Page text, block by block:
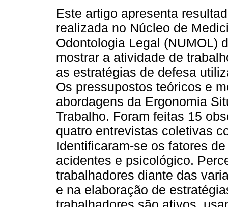
Este artigo apresenta
realizada no Núcleo de
Odontologia Legal (NUMOL)
mostrar a atividade de
as estratégias de defesa
Os pressupostos teóricos e
abordagens da Ergonomia
Trabalho. Foram feitas 15
quatro entrevistas coletivas
Identificaram-se os fatores
acidentes e psicológico.
trabalhadores diante das
e na elaboração de